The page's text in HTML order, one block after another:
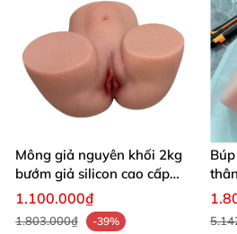
Mông giả nguyên khối 2kg
bướm giả silicon cao cấp
giá rẻ hotgirl Nhật Bản 18+
1.100.000₫
1.803.000₫
-39%